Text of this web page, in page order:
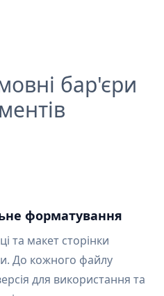
бар'єри
форматування
та макет сторінки
До кожного файлу
для використання та